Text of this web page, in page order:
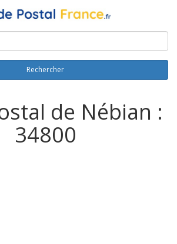
Rechercher
de Nébian :
34800